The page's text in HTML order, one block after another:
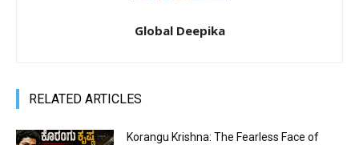
Global Deepika
RELATED ARTICLES
Korangu Krishna: The Fearless Face of